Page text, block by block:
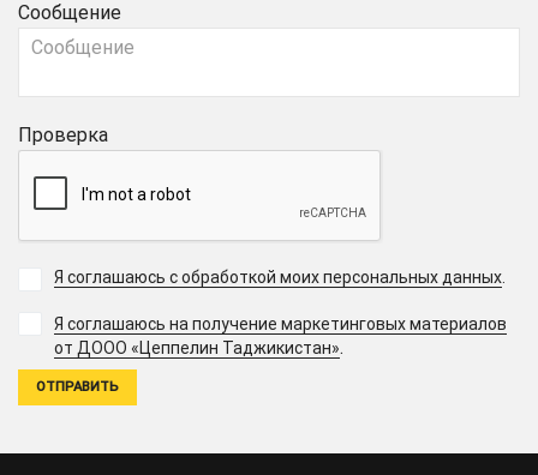
Сообщение
Проверка
Я соглашаюсь с обработкой моих персональных данных.
Я соглашаюсь на получение маркетинговых материалов
от ДООО «Цеппелин Таджикистан».